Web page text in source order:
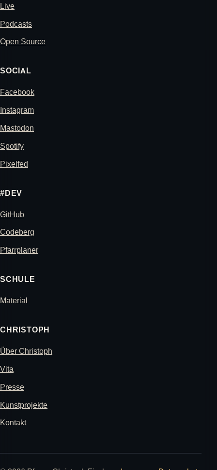
Live
Podcasts
Open Source
SOCIAL
Facebook
Instagram
Mastodon
Spotify
Pixelfed
#DEV
GitHub
Codeberg
Pfarrplaner
SCHULE
Material
CHRISTOPH
Über Christoph
Vita
Presse
Kunstprojekte
Kontakt